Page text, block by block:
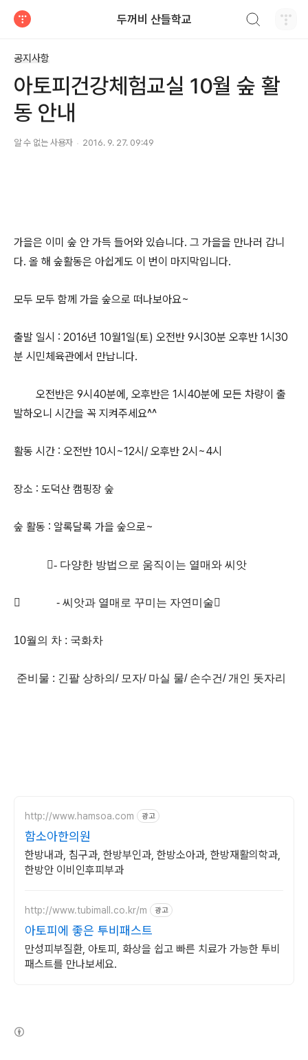
두꺼비 산들학교
공지사항
아토피건강체험교실 10월 숲 활
동 안내
알 수 없는 사용자 2016. 9. 27. 09:49
가을은 이미 숲 안 가득 들어와 있습니다. 그 가을을 만나러 갑니
다. 올 해 숲활동은 아쉽게도 이 번이 마지막입니다.
모두 모두 함께 가을 숲으로 떠나보아요~
출발 일시 : 2016년 10월1일(토) 오전반 9시30분 오후반 1시30
분 시민체육관에서 만납니다.
오전반은 9시40분에, 오후반은 1시40분에 모든 차량이 출
발하오니 시간을 꼭 지켜주세요^^
활동 시간 : 오전반 10시~12시/ 오후반 2시~4시
장소 : 도덕산 캠핑장 숲
숲 활동 : 알록달록 가을 숲으로~
- 다양한 방법으로 움직이는 열매와 씨앗
 - 씨앗과 열매로 꾸미는 자연미술
10월의 차 : 국화차
준비물 : 긴팔 상하의/ 모자/ 마실 물/ 손수건/ 개인 돗자리
http://www.hamsoa.com 광고
함소아한의원
한방내과, 침구과, 한방부인과, 한방소아과, 한방재활의학과,
한방안 이비인후피부과
http://www.tubimall.co.kr/m 광고
아토피에 좋은 투비패스트
만성피부질환, 아토피, 화상을 쉽고 빠른 치료가 가능한 투비
패스트를 만나보세요.